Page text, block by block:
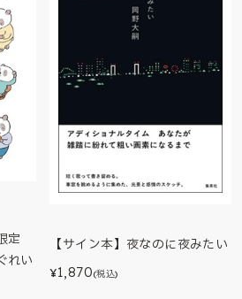
定
れい
【サイン本】夜なのに夜みたい
¥1,870(税込)